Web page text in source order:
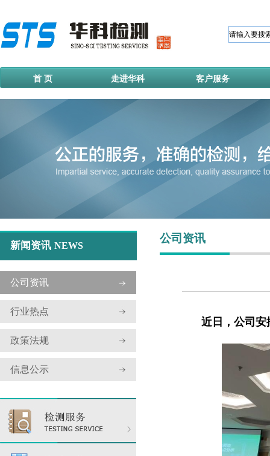
首 页 走进华科 客户服务
新闻资讯 NEWS
公司资讯
行业热点
政策法规
信息公示
公司资讯
近日，公司安